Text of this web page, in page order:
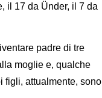
il 17 da Ünder, il 7 da
padre di tre
moglie e, qualche
figli, attualmente, sono